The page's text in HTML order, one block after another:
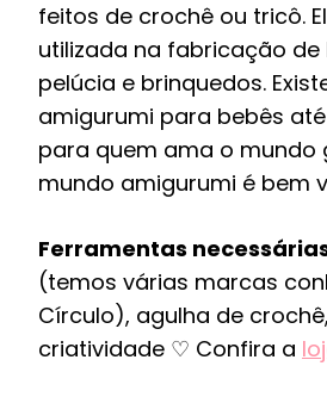
feitos de crochê ou tricô.
utilizada na fabricação de
pelúcia e brinquedos.
amigurumi para bebês
para quem ama o mundo
mundo amigurumi é bem
Ferramentas
(temos várias marcas
Círculo), agulha de
criatividade ♡ Confira a